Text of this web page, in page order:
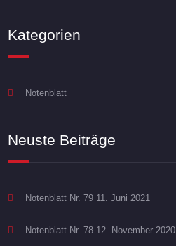
Kategorien
Notenblatt
Neuste Beiträge
Notenblatt Nr. 79 11. Juni 2021
Notenblatt Nr. 78 12. November 2020